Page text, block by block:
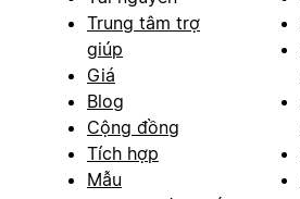
Trung tâm trợ
giúp
Giá
Blog
Cộng đồng
Tích hợp
Mẫu